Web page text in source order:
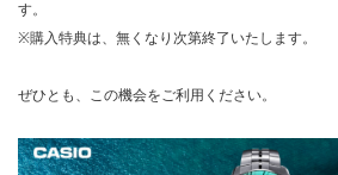
す。
※購入特典は、無くなり次第終了いたします。
ぜひとも、この機会をご利用ください。